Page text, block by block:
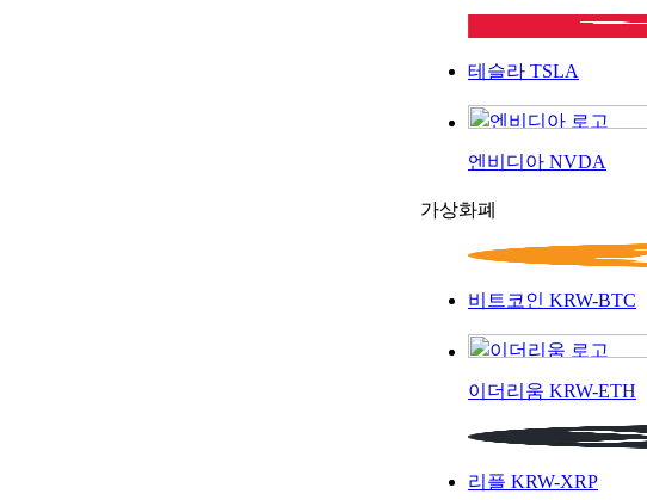
테슬라 TSLA
엔비디아 NVDA
가상화폐
비트코인 KRW-BTC
이더리움 KRW-ETH
리플 KRW-XRP